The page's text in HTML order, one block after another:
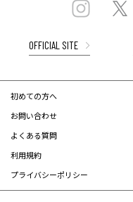
OFFICIAL SITE
初めての方へ
お問い合わせ
よくある質問
利用規約
プライバシーポリシー